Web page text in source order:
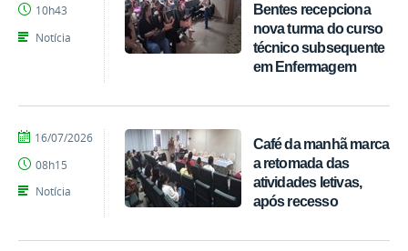
Bentes recepciona
nova turma do curso
técnico subsequente
em Enfermagem
Vicente
Santos
10h43
Notícia
Café da manhã marca
a retomada das
atividades letivas,
após recesso
por
Vicente
Santos
publicado
16/07/2026
08h15
Notícia